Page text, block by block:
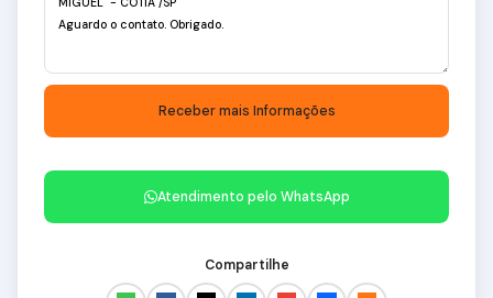
Atendimento pelo WhatsApp
Compartilhe